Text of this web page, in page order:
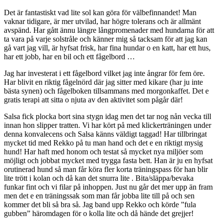
Det är fantastiskt vad lite sol kan göra för välbefinnandet! Man
vaknar tidigare, är mer utvilad, har högre tolerans och är allmänt
avspänd. Har gått ännu längre långpromenader med hundarna för att
ta vara på varje solstråle och känner mig så tacksam för att jag kan
gå vart jag vill, är hyfsat frisk, har fina hundar o en katt, har ett hus,
har ett jobb, har en bil och ett fågelbord …
Jag har investerat i ett fågelbord vilket jag inte ångrar för fem öre.
Har blivit en riktig fågelnörd där jag sitter med kikare (har ju inte
bästa synen) och fågelboken tillsammans med morgonkaffet. Det e
gratis terapi att sitta o njuta av den aktivitet som pågår där!
Salsa fick plocka bort sina stygn idag men det tar nog nån vecka till
innan hon slipper tratten. Vi har kört på med klickerträningen under
denna konvalecens och Salsa känns väldigt taggad! Har tillbringat
mycket tid med Rekko på tu man hand och det e en riktigt mysig
hund! Har haft med honom och testat så mycket nya miljöer som
möjligt och jobbat mycket med trygga fasta bett. Han är ju en hyfsat
orutinerad hund så man får köra fler korta träningspass för han blir
lite trött i kolan och då kan det snurra lite . Bita/släppa/bevaka
funkar fint och vi filar på inhoppen. Just nu går det mer upp än fram
men det e en träningssak som man får jobba lite till på och sen
kommer det bli så bra så. Jag band upp Rekko och körde ”fula
gubben” häromdagen för o kolla lite och då hände det grejjer!